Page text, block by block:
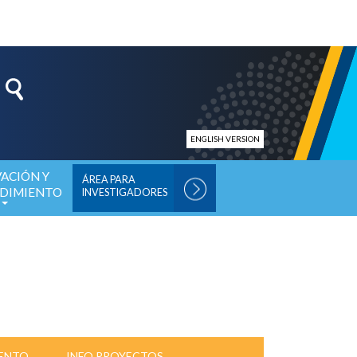
ENGLISH VERSION
Y
ÁREA PARA
INVESTIGADORES